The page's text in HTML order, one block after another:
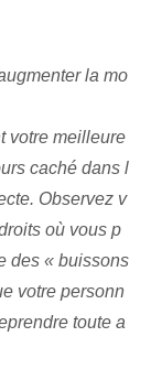
la mo
votre meilleure
caché dans l
Observez v
où⁤ vous p
des « buissons
votre personn
toute a